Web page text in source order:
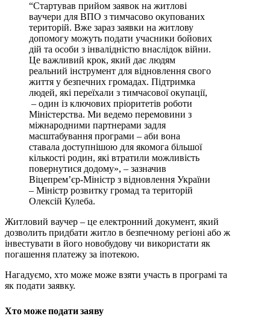
“Стартував прийом заявок на житлові
ваучери для ВПО з тимчасово окупованих
територій. Вже зараз заявки на житлову
допомогу можуть подати учасники бойових
дій та особи з інвалідністю внаслідок війни.
Це важливий крок, який дає людям
реальний інструмент для відновлення свого
життя у безпечних громадах. Підтримка
людей, які переїхали з тимчасової окупації,
– один із ключових пріоритетів роботи
Міністерства. Ми ведемо перемовини з
міжнародними партнерами задля
масштабування програми – аби вона
ставала доступнішою для якомога більшої
кількості родин, які втратили можливість
повернутися додому», – зазначив
Віцепрем’єр-Міністр з відновлення України
– Міністр розвитку громад та територій
Олексій Кулеба.
Житловий ваучер – це електронний документ, який
дозволить придбати житло в безпечному регіоні або ж
інвестувати в його новобудову чи використати як
погашення платежу за іпотекою.
Нагадуємо, хто може може взяти участь в програмі та
як подати заявку.
Хто може подати заяву